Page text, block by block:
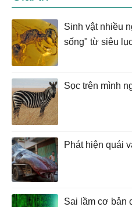
Sinh vật nhiều
sống" từ siêu
Sọc trên mình
Phát hiện quái
Sai lầm cơ bản